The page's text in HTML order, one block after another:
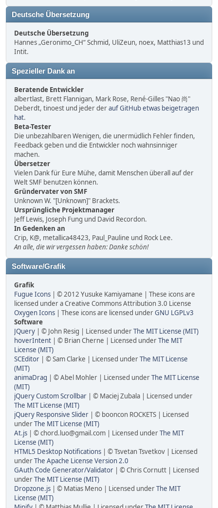
Deutsche Übersetzung
Deutsche Übersetzung
Hannes „Geronimo_CH“ Schmid, UliZeun, noex, Matthias13 und
Intit.
Spezieller Dank an
Beratende Entwickler
albertlast, Brett Flannigan, Mark Rose, René-Gilles "Nao 尚"
Deberdt, tinoest und jeder derauf GitHub etwas beigetragen
hat.
Beta-Tester
Die unbezahlbaren Wenigen, die unermüdlich Fehler finden,
Feedback geben und die Entwickler noch wahnsinniger
machen.
Übersetzer
Vielen Dank für Eure Mühe, damit Menschen überall auf der
Welt SMF benutzen können.
Gründervater von SMF
Unknown W. "[Unknown]" Brackets.
Ursprüngliche Projektmanager
Jeff Lewis, Joseph Fung und David Recordon.
In Gedenken an
Crip, K@, metallica48423, Paul_Pauline und Rock Lee.
An alle, die wir vergessen haben: Danke schön!
Software/Grafik
Grafik
Fugue Icons | © 2012 Yusuke Kamiyamane | These icons are
licensed under a Creative Commons Attribution 3.0 License
Oxygen Icons | These icons are licensed underGNU LGPLv3
Software
JQuery | © John Resig | Licensed underThe MIT License (MIT)
hoverIntent | © Brian Cherne | Licensed underThe MIT
License (MIT)
SCEditor | © Sam Clarke | Licensed underThe MIT License
(MIT)
animaDrag | © Abel Mohler | Licensed underThe MIT License
(MIT)
jQuery Custom Scrollbar | © Maciej Zubala | Licensed under
The MIT License (MIT)
jQuery Responsive Slider | © booncon ROCKETS | Licensed
underThe MIT License (MIT)
At.js | © chord.luo@gmail.com | Licensed underThe MIT
License (MIT)
HTML5 Desktop Notifications | © Tsvetan Tsvetkov | Licensed
underThe Apache License Version 2.0
GAuth Code Generator/Validator | © Chris Cornutt | Licensed
underThe MIT License (MIT)
Dropzone.js | © Matias Meno | Licensed underThe MIT
License (MIT)